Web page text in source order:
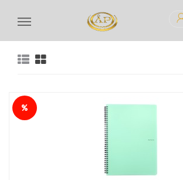
Ön erre keresett: pa-202606